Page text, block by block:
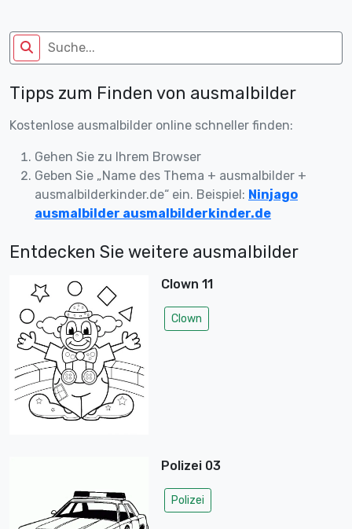
Tipps zum Finden von ausmalbilder
Kostenlose ausmalbilder online schneller finden:
Gehen Sie zu Ihrem Browser
Geben Sie „Name des Thema + ausmalbilder +
ausmalbilderkinder.de“ ein. Beispiel: Ninjago
ausmalbilder ausmalbilderkinder.de
Entdecken Sie weitere ausmalbilder
Clown 11
Clown
Polizei 03
Polizei